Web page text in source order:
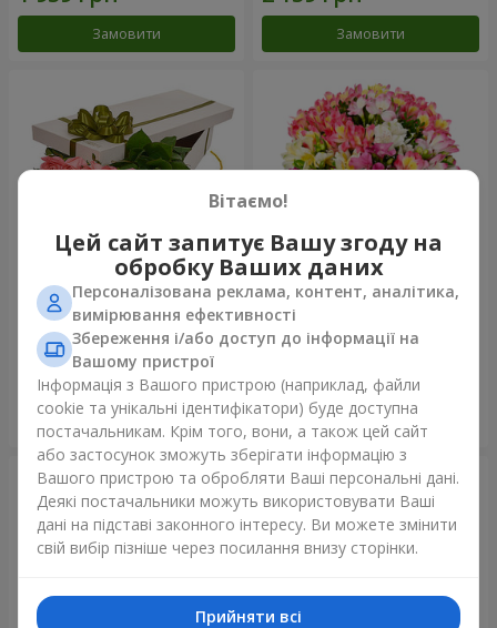
Замовити Замовити
Квіти в коробці "15 рожевих
троянд"
2 305 грн
Замовити
Букет "Казка для двох!"
Замовити
Вітаємо!
Цей сайт запитує Вашу згоду на
обробку Ваших даних
Персоналізована реклама, контент, аналітика,
вимірювання ефективності
Збереження і/або доступ до інформації на
Вашому пристрої
Інформація з Вашого пристрою (наприклад, файли
cookie та унікальні ідентифікатори) буде доступна
постачальникам. Крім того, вони, а також цей сайт
або застосунок зможуть зберігати інформацію з
Вашого пристрою та обробляти Ваші персональні дані.
Деякі постачальники можуть використовувати Ваші
дані на підставі законного інтересу. Ви можете змінити
свій вибір пізніше через посилання внизу сторінки.
Прийняти всі